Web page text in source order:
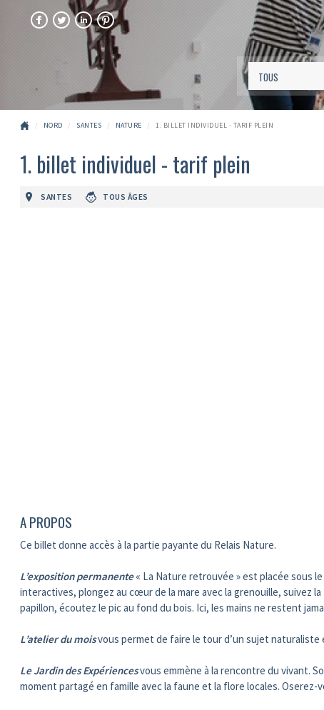
FACEBOOKTWITTERLINKEDINPINTEREST
NORD SANTES NATURE 1. BILLET INDIVIDUEL - TARIF PLEIN
1. billet individuel - tarif plein
SANTES TOUS ÂGES
A PROPOS
Ce billet donne accès à la partie payante du Relais Nature.
L’exposition permanente« La Nature retrouvée » est placée sous
interactives, plongez au cœur de la mare avec la grenouille, suivez
papillon, écoutez le pic au fond du bois. Ici, les mains ne restent
L’atelier du moisvous permet de faire le tour d’un sujet
Le Jardin des Expériencesvous emmène à la rencontre du vivant.
moment partagé en famille avec la faune et la flore locales.